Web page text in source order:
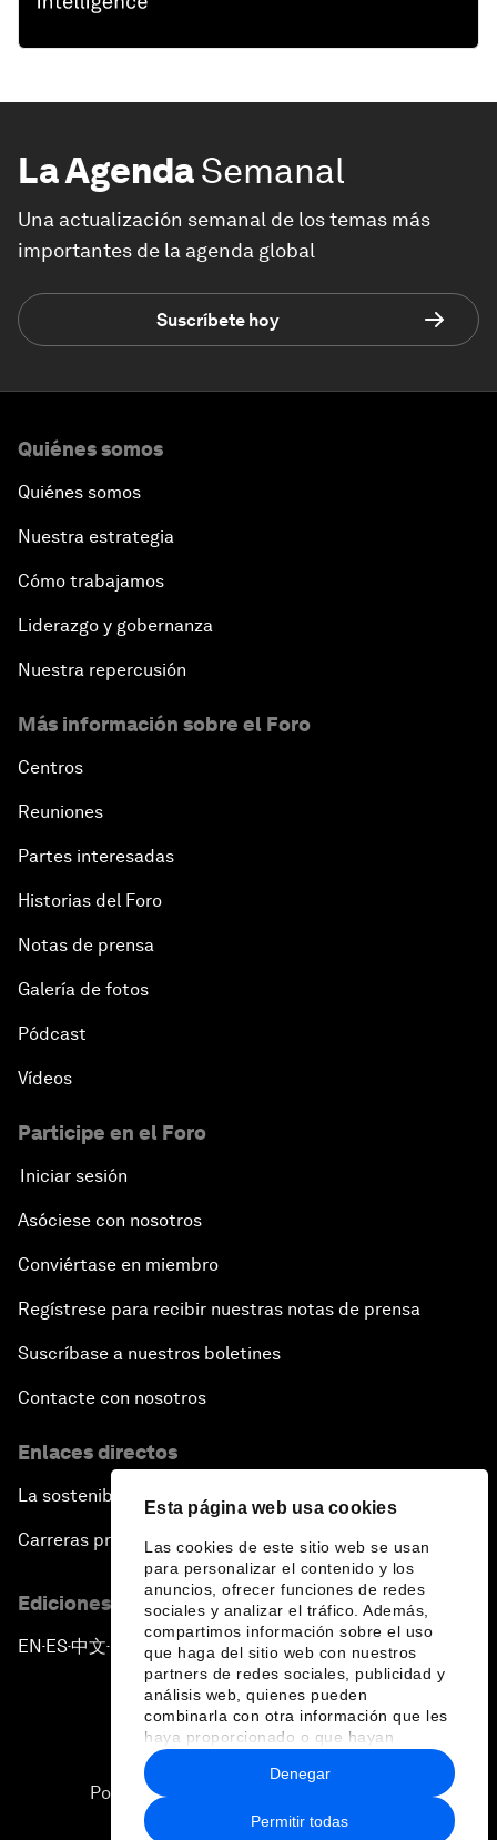
Esta página web usa cookies
Las cookies de este sitio web se usan
para personalizar el contenido y los
anuncios, ofrecer funciones de redes
sociales y analizar el tráfico. Además,
compartimos información sobre el uso
que haga del sitio web con nuestros
partners de redes sociales, publicidad y
análisis web, quienes pueden
combinarla con otra información que les
haya proporcionado o que hayan
recopilado a partir del uso que haya
hecho de sus servicios.
Permitir todas
Denegar
La AgendaSemanal
Una actualización semanal de los temas más
importantes de la agenda global
Suscríbete hoy
Quiénes somos
Quiénes somos
Nuestra estrategia
Cómo trabajamos
Liderazgo y gobernanza
Nuestra repercusión
Más información sobre el Foro
Centros
Reuniones
Partes interesadas
Historias del Foro
Notas de prensa
Galería de fotos
Pódcast
Vídeos
Participe en el Foro
Iniciar sesión
Asóciese con nosotros
Conviértase en miembro
Regístrese para recibir nuestras notas de prensa
Suscríbase a nuestros boletines
Contacte con nosotros
Enlaces directos
La sostenibilidad en el Foro
Carreras profesionales
Ediciones en otros idiomas
EN ▪ ES▪中文▪ 日本語
Política de privacidad y normas de uso